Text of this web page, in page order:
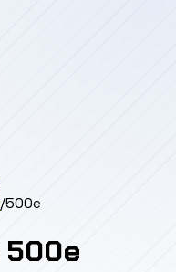
/500e
500e